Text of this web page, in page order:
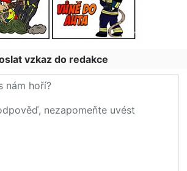
vzkaz do redakce